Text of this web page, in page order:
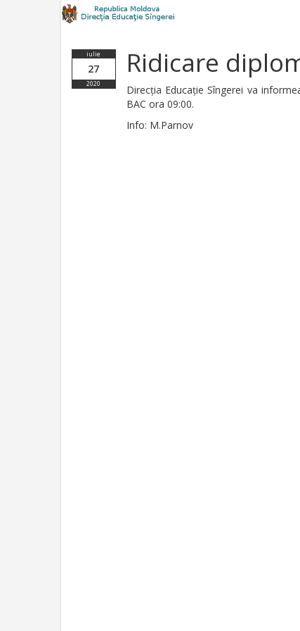
iulie
27
2020
Ridicare
Direcția Educație Sîngerei va
BAC ora 09:00.
Info: M.Parnov